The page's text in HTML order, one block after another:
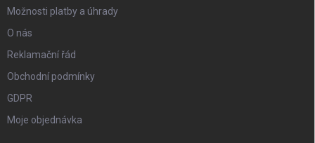
Možnosti platby a úhrady
O nás
Reklamační řád
Obchodní podmínky
GDPR
Moje objednávka